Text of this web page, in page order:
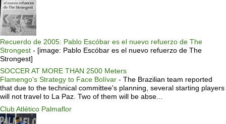
Recuerdo de 2005: Pablo Escóbar es el nuevo refuerzo de The
Strongest - [image: Pablo Escóbar es el nuevo refuerzo de The
Strongest]
SOCCER AT MORE THAN 2500 Meters
Flamengo's Strategy to Face Bolívar - The Brazilian team reported
that due to the technical committee's planning, several starting players
will not travel to La Paz. Two of them will be abse...
Club Atlético Palmaflor